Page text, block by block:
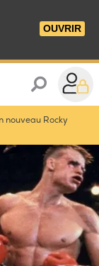
OUVRIR
nouveau Rocky